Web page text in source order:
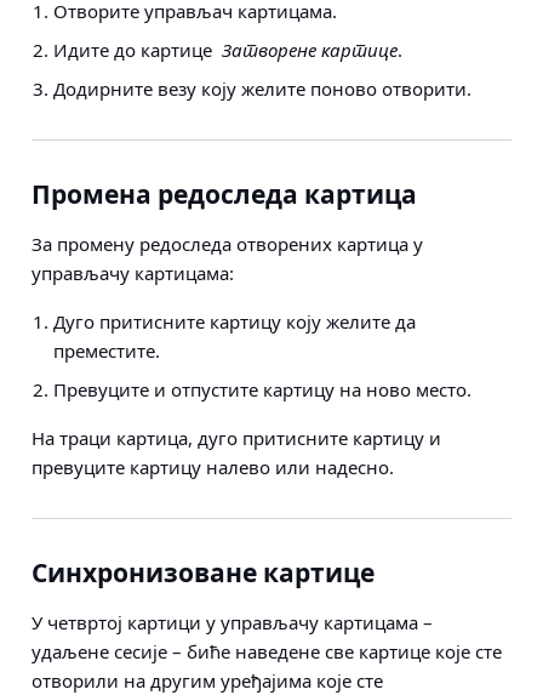
Отворите управљач картицама.
Идите до картице Затворене картице.
Додирните везу коју желите поново отворити.
Промена редоследа картица
За промену редоследа отворених картица у
управљачу картицама:
Дуго притисните картицу коју желите да
преместите.
Превуците и отпустите картицу на ново место.
На траци картица, дуго притисните картицу и
превуците картицу налево или надесно.
Синхронизоване картице
У четвртој картици у управљачу картицама –
удаљене сесије – биће наведене све картице које сте
отворили на другим уређајима које сте